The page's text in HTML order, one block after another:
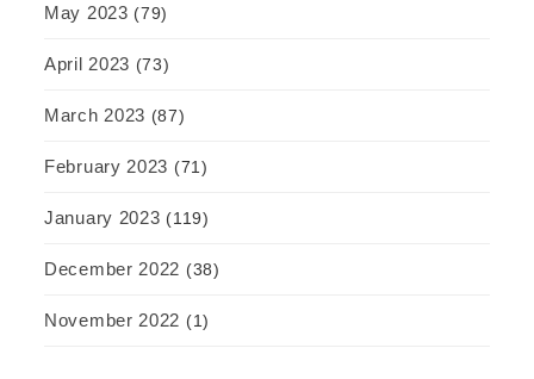
May 2023 (79)
April 2023 (73)
March 2023 (87)
February 2023 (71)
January 2023 (119)
December 2022 (38)
November 2022 (1)